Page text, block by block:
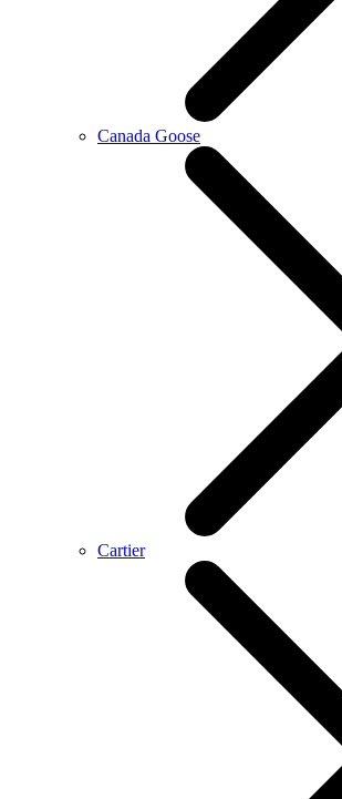
Canada Goose
Cartier